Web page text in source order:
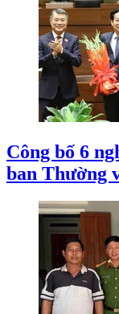
Công bố 6
ban Thường